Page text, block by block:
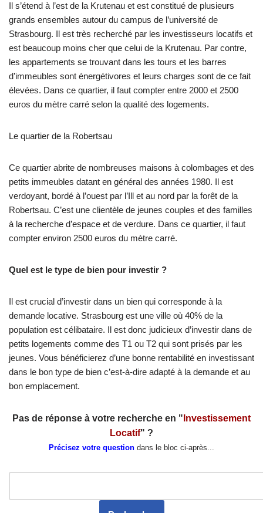
Il s’étend à l’est de la Krutenau et est constitué de plusieurs
grands ensembles autour du campus de l’université de
Strasbourg. Il est très recherché par les investisseurs locatifs et
est beaucoup moins cher que celui de la Krutenau. Par contre,
les appartements se trouvant dans les tours et les barres
d’immeubles sont énergétivores et leurs charges sont de ce fait
élevées. Dans ce quartier, il faut compter entre 2000 et 2500
euros du mètre carré selon la qualité des logements.
Le quartier de la Robertsau
Ce quartier abrite de nombreuses maisons à colombages et des
petits immeubles datant en général des années 1980. Il est
verdoyant, bordé à l’ouest par l’Ill et au nord par la forêt de la
Robertsau. C’est une clientèle de jeunes couples et des familles
à la recherche d’espace et de verdure. Dans ce quartier, il faut
compter environ 2500 euros du mètre carré.
Quel est le type de bien pour investir ?
Il est crucial d’investir dans un bien qui corresponde à la
demande locative. Strasbourg est une ville où 40% de la
population est célibataire. Il est donc judicieux d’investir dans de
petits logements comme des T1 ou T2 qui sont prisés par les
jeunes. Vous bénéficierez d’une bonne rentabilité en investissant
dans le bon type de bien c’est-à-dire adapté à la demande et au
bon emplacement.
Pas de réponse à votre recherche en " Investissement
Locatif" ?
Précisez votre question dans le bloc ci-après...